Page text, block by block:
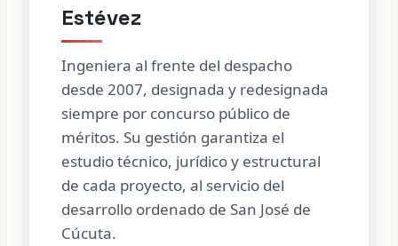
Estévez
Ingeniera al frente del despacho
desde 2007, designada y redesignada
siempre por concurso público de
méritos. Su gestión garantiza el
estudio técnico, jurídico y estructural
de cada proyecto, al servicio del
desarrollo ordenado de San José de
Cúcuta.